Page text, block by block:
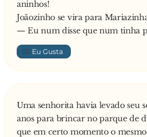
aninhos!
Joãozinho se vira para
— Eu num disse que num tinha
👍🏼
Uma senhorita havia levado seu
anos para brincar no parque de
que em certo momento o